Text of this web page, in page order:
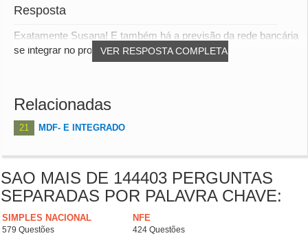
Resposta
VER RESPOSTA COMPLETA
Exatamente Susana! E também há a previsão da rede bancária
se integrar no processo.
Relacionadas
21 MDF- E INTEGRADO
SAO MAIS DE 144403 PERGUNTAS
SEPARADAS POR PALAVRA CHAVE:
SIMPLES NACIONAL
579 Questões
NFE
424 Questões